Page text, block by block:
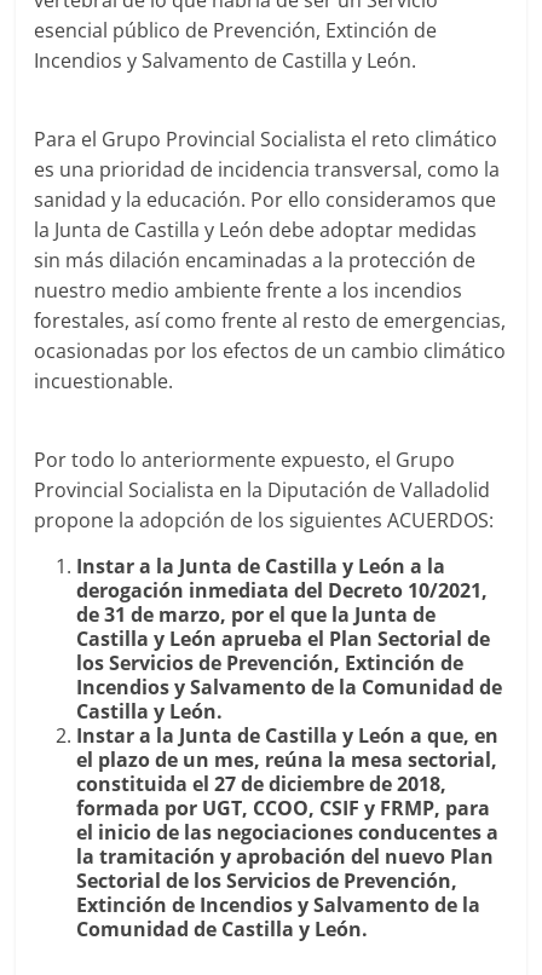
esencial público de Prevención, Extinción de
Incendios y Salvamento de Castilla y León.
Para el Grupo Provincial Socialista el reto climático
es una prioridad de incidencia transversal, como la
sanidad y la educación. Por ello consideramos que
la Junta de Castilla y León debe adoptar medidas
sin más dilación encaminadas a la protección de
nuestro medio ambiente frente a los incendios
forestales, así como frente al resto de emergencias,
ocasionadas por los efectos de un cambio climático
incuestionable.
Por todo lo anteriormente expuesto, el Grupo
Provincial Socialista en la Diputación de Valladolid
propone la adopción de los siguientes ACUERDOS:
Instar a la Junta de Castilla y León a la
derogación inmediata del Decreto 10/2021,
de 31 de marzo, por el que la Junta de
Castilla y León aprueba el Plan Sectorial de
los Servicios de Prevención, Extinción de
Incendios y Salvamento de la Comunidad de
Castilla y León.
Instar a la Junta de Castilla y León a que, en
el plazo de un mes, reúna la mesa sectorial,
constituida el 27 de diciembre de 2018,
formada por UGT, CCOO, CSIF y FRMP, para
el inicio de las negociaciones conducentes a
la tramitación y aprobación del nuevo Plan
Sectorial de los Servicios de Prevención,
Extinción de Incendios y Salvamento de la
Comunidad de Castilla y León.